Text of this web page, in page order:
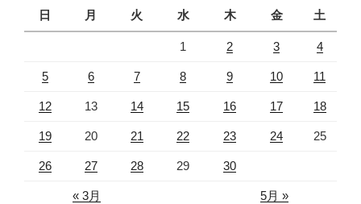
日
月 火 水 木 金 土
1 2 3 4
5 6 7 8 9 10 11
12 13 14 15 16 17 18
19 20 21 22 23 24 25
26 27 28 29 30
« 3月 5月 »